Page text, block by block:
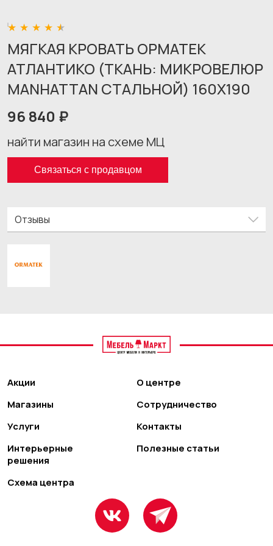
МЯГКАЯ КРОВАТЬ ОРМАТЕК
АТЛАНТИКО (ТКАНЬ: МИКРОВЕЛЮР
MANHATTAN СТАЛЬНОЙ) 160X190
96 840 ₽
найти магазин на схеме МЦ
Связаться с продавцом
Отзывы
Акции
Магазины
Услуги
Интерьерные
решения
Схема центра
О центре
Сотрудничество
Контакты
Полезные статьи